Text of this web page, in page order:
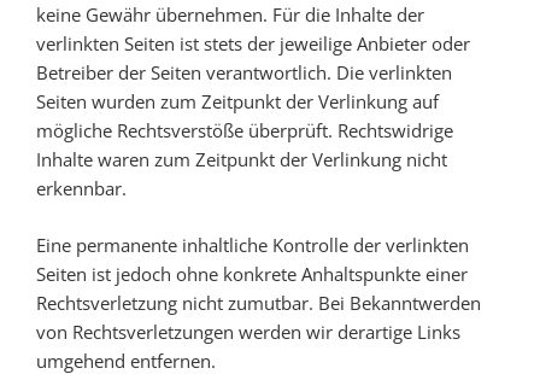
keine Gewähr übernehmen. Für die Inhalte der
verlinkten Seiten ist stets der jeweilige Anbieter oder
Betreiber der Seiten verantwortlich. Die verlinkten
Seiten wurden zum Zeitpunkt der Verlinkung auf
mögliche Rechtsverstöße überprüft. Rechtswidrige
Inhalte waren zum Zeitpunkt der Verlinkung nicht
erkennbar.
Eine permanente inhaltliche Kontrolle der verlinkten
Seiten ist jedoch ohne konkrete Anhaltspunkte einer
Rechtsverletzung nicht zumutbar. Bei Bekanntwerden
von Rechtsverletzungen werden wir derartige Links
umgehend entfernen.